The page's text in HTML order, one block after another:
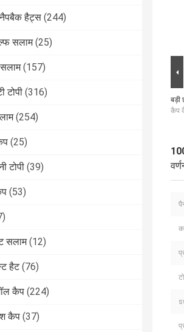
हैट्स (244)
सलाम (25)
(157)
टोपी (316)
(254)
(25)
टोपी (39)
(53)
सलाम (12)
हैट (76)
कैप (224)
कैप (37)
बड़ी
कैप